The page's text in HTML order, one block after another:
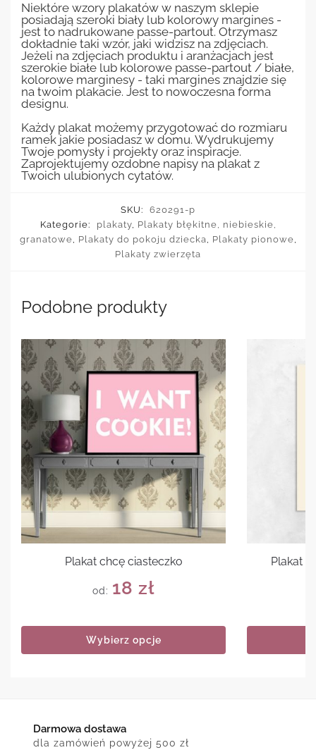
Niektóre wzory plakatów w naszym sklepie
posiadają szeroki biały lub kolorowy margines -
jest to nadrukowane passe-partout. Otrzymasz
dokładnie taki wzór, jaki widzisz na zdjęciach.
Jeżeli na zdjęciach produktu i aranżacjach jest
szerokie białe lub kolorowe passe-partout / białe,
kolorowe marginesy - taki margines znajdzie się
na twoim plakacie. Jest to nowoczesna forma
designu.
Każdy plakat możemy przygotować do rozmiaru
ramek jakie posiadasz w domu. Wydrukujemy
Twoje pomysły i projekty oraz inspiracje.
Zaprojektujemy ozdobne napisy na plakat z
Twoich ulubionych cytatów.
SKU:
620291-p
Kategorie:
plakaty, Plakaty błękitne, niebieskie,
granatowe, Plakaty do pokoju dziecka, Plakaty pionowe,
Plakaty zwierzęta
Podobne produkty
Plakat chcę ciasteczko
od: 18 zł
Wybierz opcje
Plakat
Darmowa dostawa
dla zamówień powyżej 500 zł